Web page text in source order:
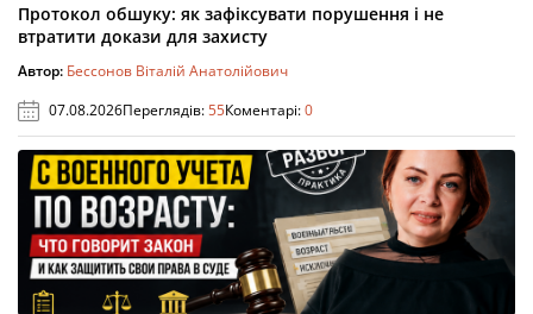
Протокол обшуку: як зафіксувати порушення і не
втратити докази для захисту
Автор: Бессонов Віталій Анатолійович
07.08.2026Переглядів:55Коментарі:0